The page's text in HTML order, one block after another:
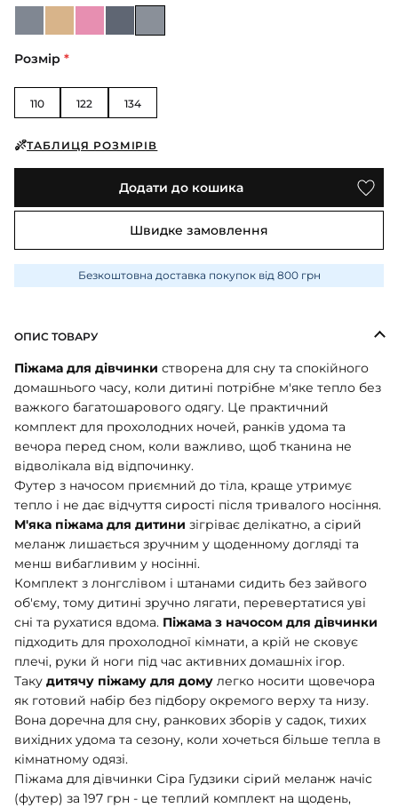
Розмір *
110 122 134
ТАБЛИЦЯ РОЗМІРІВ
Додати до кошика
Швидке замовлення
Безкоштовна доставка покупок від 800 грн
ОПИС ТОВАРУ
Піжама для дівчинки створена для сну та спокійного
домашнього часу, коли дитині потрібне м'яке тепло без
важкого багатошарового одягу. Це практичний
комплект для прохолодних ночей, ранків удома та
вечора перед сном, коли важливо, щоб тканина не
відволікала від відпочинку.
Футер з начосом приємний до тіла, краще утримує
тепло і не дає відчуття сирості після тривалого носіння.
М'яка піжама для дитини зігріває делікатно, а сірий
меланж лишається зручним у щоденному догляді та
менш вибагливим у носінні.
Комплект з лонгслівом і штанами сидить без зайвого
об'єму, тому дитині зручно лягати, перевертатися уві
сні та рухатися вдома. Піжама з начосом для дівчинки
підходить для прохолодної кімнати, а крій не сковує
плечі, руки й ноги під час активних домашніх ігор.
Таку дитячу піжаму для дому легко носити щовечора
як готовий набір без підбору окремого верху та низу.
Вона доречна для сну, ранкових зборів у садок, тихих
вихідних удома та сезону, коли хочеться більше тепла в
кімнатному одязі.
Піжама для дівчинки Сіра Гудзики сірий меланж начіс
(футер) за 197 грн - це теплий комплект на щодень,
ЖИЛЕТИ
КОЛГОТКИ
КОМБІНЕЗОНИ
КОСТЮМИ
КУРТКИ
ПЕЛЮШКА-КОКОН
З ШАПОЧКОЮ
ПЕРЧАТКИ
ЧОЛОВІЧКИ СЛІПИ
ШАПОЧКИ
ШТАНЦІ
ПОВЗУНКИ
КОЛГОТКИ
ШКАРПЕТКИ
КОСТЮМИ
КОМПЛЕКТИ
ЛОНГСЛІВИ
БЛУЗИ
ТЕРМОБІЛИЗНА
ШАПКИ ПОВ'ЯЗКИ
КОМПЛЕКТИ
КУРТКИ
БОМБЕРИ
ШАПКИ
ШТАНИ ДЖОГЕРИ
ПІЖАМИ
КОМПЛЕКТИ
ФУТБОЛКИ
СЛІДИ